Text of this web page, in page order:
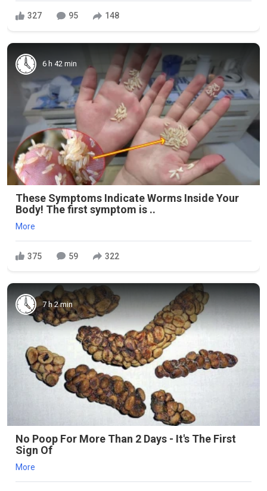
327 95 148
6 h 42 min
These Symptoms Indicate Worms Inside Your
Body! The first symptom is ..
More
375 59 322
7 h 2 min
No Poop For More Than 2 Days - It's The First
Sign Of
More